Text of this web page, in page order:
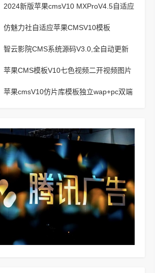
2024新版苹果cmsV10 MXProV4.5自适应
仿魅力社自适应苹果CMSV10模板
智云影院CMS系统源码V3.0,全自动更新
苹果CMS模板V10七色视频二开视频图片
苹果cmsV10仿片库模板独立wap+pc双端